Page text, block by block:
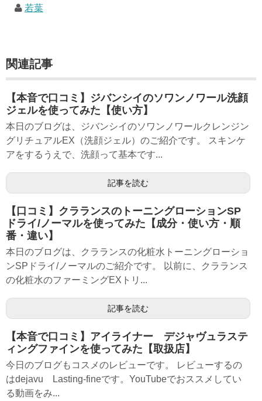
若葉
関連記事
【本音で口コミ】ジバンシイのソワンノワール洗顔
ジェルを使ってみた【使い方】
本日のブログは、ジバンシイのソワンノワールクレンジン
グリチュアルEX（洗顔ジェル）のご紹介です。 スキンケ
アをするうえで、洗顔って基本です...
記事を読む
【口コミ】クラランスのトーニングローションSP
ドライ/ノーマルを使ってみた【成分・使い方・順
番・違い】
本日のブログは、クラランスの化粧水トーニングローショ
ンSPドライ/ノーマルのご紹介です。 以前に、クラランス
の化粧水のファーミングEXトリ...
記事を読む
【本音で口コミ】アイライナー デジャヴュラステ
ィングファインを使ってみた【取扱店】
今日のブログもコスメのレビューです。 レビューするの
はdejavu Lasting-fineです。YouTubeでおススメしてい
る動画をみ...